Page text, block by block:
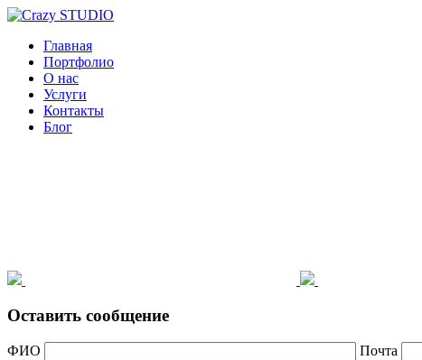
Главная
Портфолио
О нас
Услуги
Контакты
Блог
Оставить сообщение
ФИО Почта